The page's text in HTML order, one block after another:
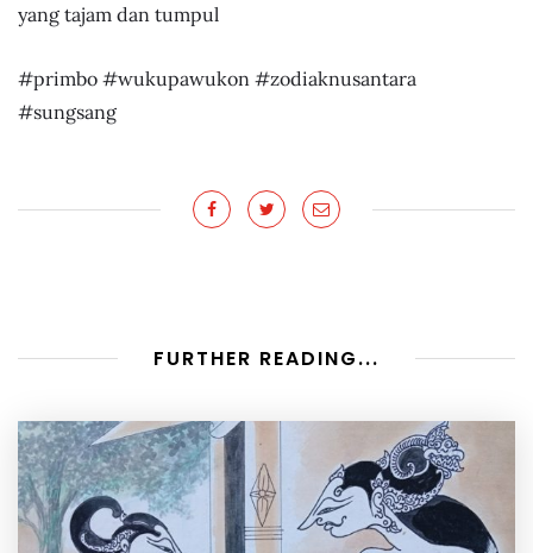
yang tajam dan tumpul
#primbo #wukupawukon #zodiaknusantara
#sungsang
FURTHER READING...